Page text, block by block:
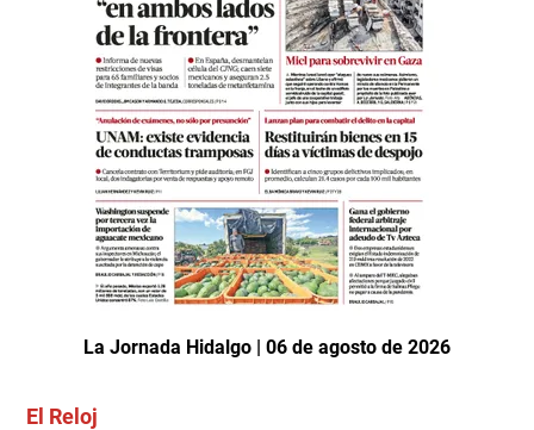
La Jornada Hidalgo | 06 de agosto de 2026
El Reloj